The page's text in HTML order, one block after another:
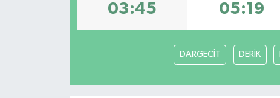
03:45 05:19
DARGECİT DERİK